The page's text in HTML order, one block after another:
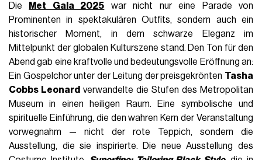
Die Met Gala 2025 war nicht nur eine Parade von
Prominenten in spektakulären Outfits, sondern auch ein
historischer Moment, in dem schwarze Eleganz im
Mittelpunkt der globalen Kulturszene stand. Den Ton für den
Abend gab eine kraftvolle und bedeutungsvolle Eröffnung an:
Ein Gospelchor unter der Leitung der preisgekrönten Tasha
Cobbs Leonard verwandelte die Stufen des Metropolitan
Museum in einen heiligen Raum. Eine symbolische und
spirituelle Einführung, die den wahren Kern der Veranstaltung
vorwegnahm — nicht der rote Teppich, sondern die
Ausstellung, die sie inspirierte. Die neue Ausstellung des